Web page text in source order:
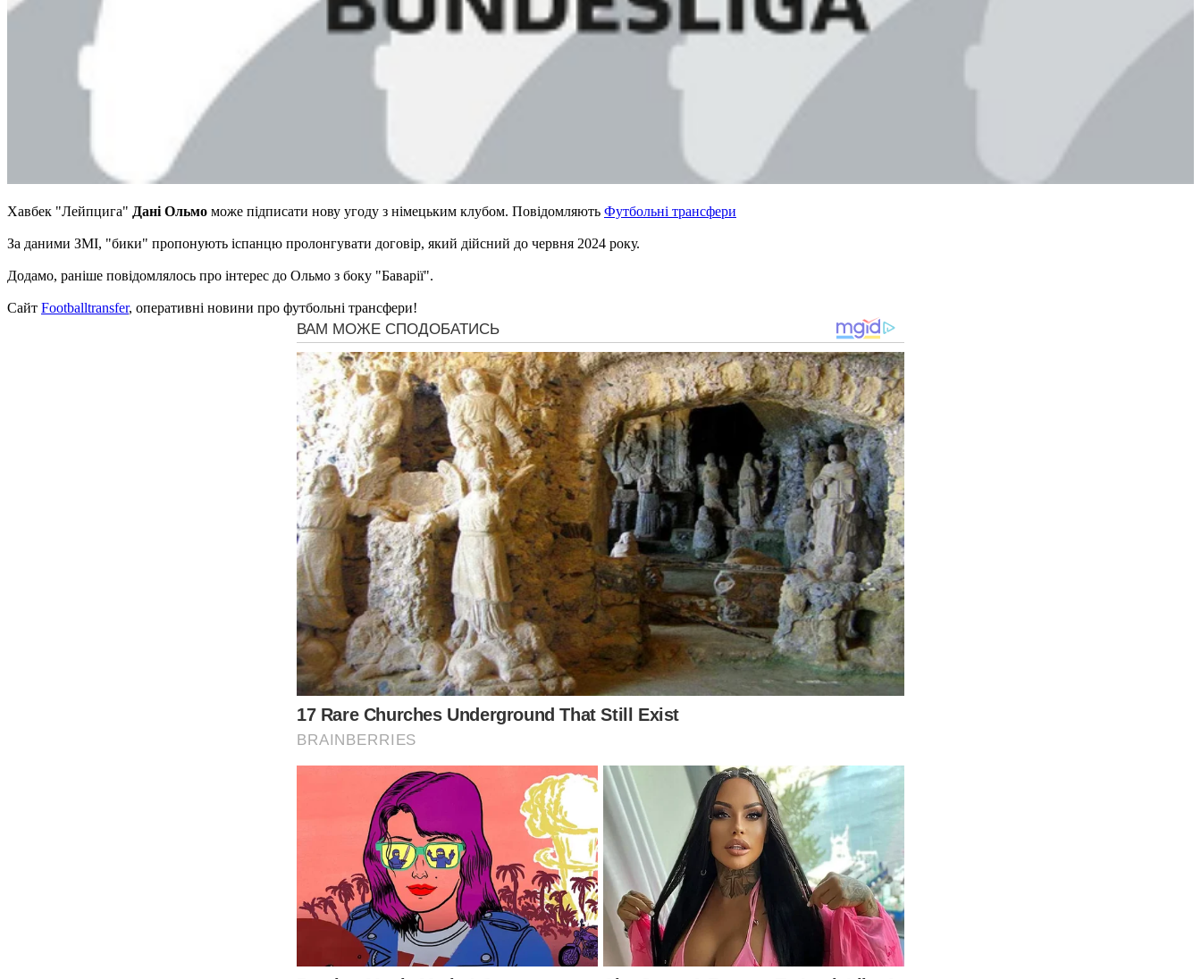
Хавбек "Лейпцига" Дані Ольмо може підписати нову угоду з німецьким клубом. Повідомляють Футбольні трансфери
За даними ЗМІ, "бики" пропонують іспанцю пролонгувати договір, який дійсний до червня 2024 року.
Додамо, раніше повідомлялось про інтерес до Ольмо з боку "Баварії".
Сайт Footballtransfer, оперативні новини про футбольні трансфери!